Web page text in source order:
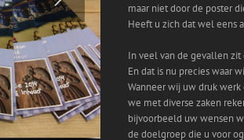
maar niet door de poster
Heeft u zich dat wel eens
In veel van de gevallen
En dat is nu precies waar
Wanneer wij uw druk
we met diverse zaken
bijvoorbeeld uw wensen
de doelgroep die u voor